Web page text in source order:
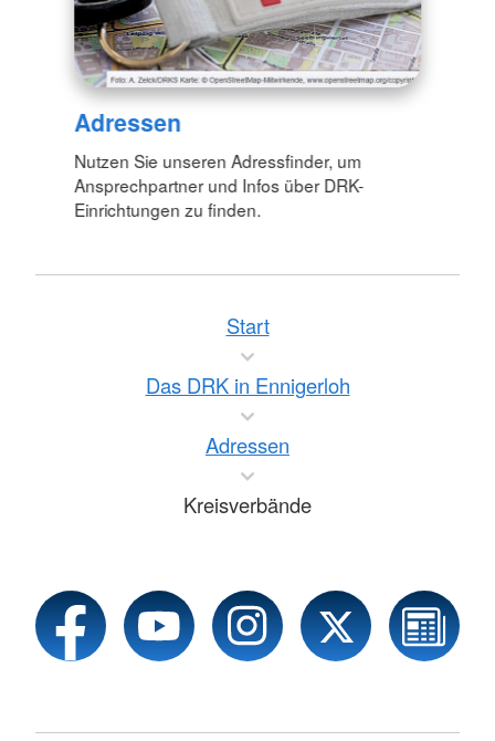
Adressen
Nutzen Sie unseren Adressfinder, um
Ansprechpartner und Infos über DRK-
Einrichtungen zu finden.
Start
Das DRK in Ennigerloh
Adressen
Kreisverbände